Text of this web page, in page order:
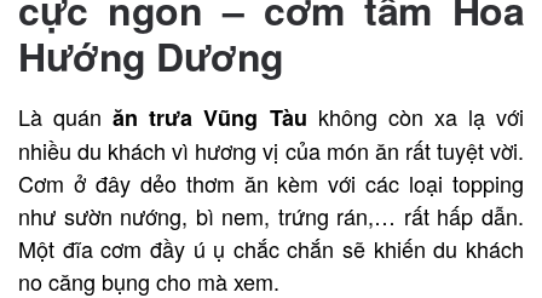
Hướng Dương
Là quán ăn trưa Vũng Tàu không còn xa lạ với
nhiều du khách vì hương vị của món ăn rất tuyệt vời.
Cơm ở đây dẻo thơm ăn kèm với các loại topping
như sườn nướng, bì nem, trứng rán,… rất hấp dẫn.
Một đĩa cơm đầy ú ụ chắc chắn sẽ khiến du khách
no căng bụng cho mà xem.